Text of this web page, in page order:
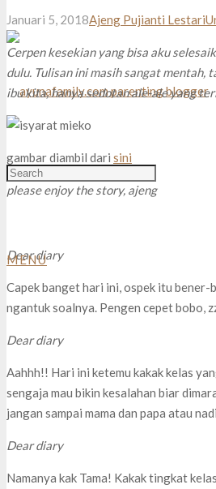
MENU
Januari 5, 2018Ajeng Pujianti Lestari
Cerpen kesekian yang bisa aku
dulu. Tulisan ini masih sangat mentah,
ibu kita, hanya sedotan ale-ale yang
gambar diambil dari sini
please enjoy the story, ajeng
Dear diary
Capek banget hari ini, ospek itu
ngantuk soalnya. Pengen cepet bobo,
Dear diary
Aahhh!! Hari ini ketemu kakak kelas
sengaja mau bikin kesalahan biar
jangan sampai mama dan papa atau
Dear diary
Namanya kak Tama! Kakak tingkat